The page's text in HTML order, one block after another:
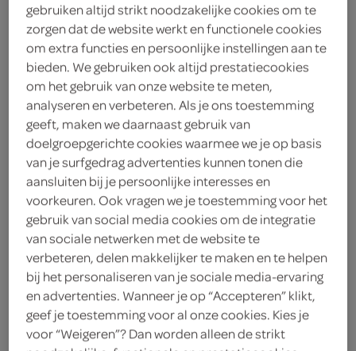
Popworks maischips
sweet and salty
Popworks
85 Gram
Let op: aanbiedingen zijn niet zichtbaar bij de
gebruiken altijd strikt noodzakelijke cookies om te
zorgen dat de website werkt en functionele cookies
om extra functies en persoonlijke instellingen aan te
bieden. We gebruiken ook altijd prestatiecookies
om het gebruik van onze website te meten,
analyseren en verbeteren. Als je ons toestemming
geeft, maken we daarnaast gebruik van
doelgroepgerichte cookies waarmee we je op basis
van je surfgedrag advertenties kunnen tonen die
aansluiten bij je persoonlijke interesses en
voorkeuren. Ook vragen we je toestemming voor het
gebruik van social media cookies om de integratie
van sociale netwerken met de website te
verbeteren, delen makkelijker te maken en te helpen
bij het personaliseren van je sociale media-ervaring
en advertenties. Wanneer je op “Accepteren” klikt,
geef je toestemming voor al onze cookies. Kies je
voor “Weigeren”? Dan worden alleen de strikt